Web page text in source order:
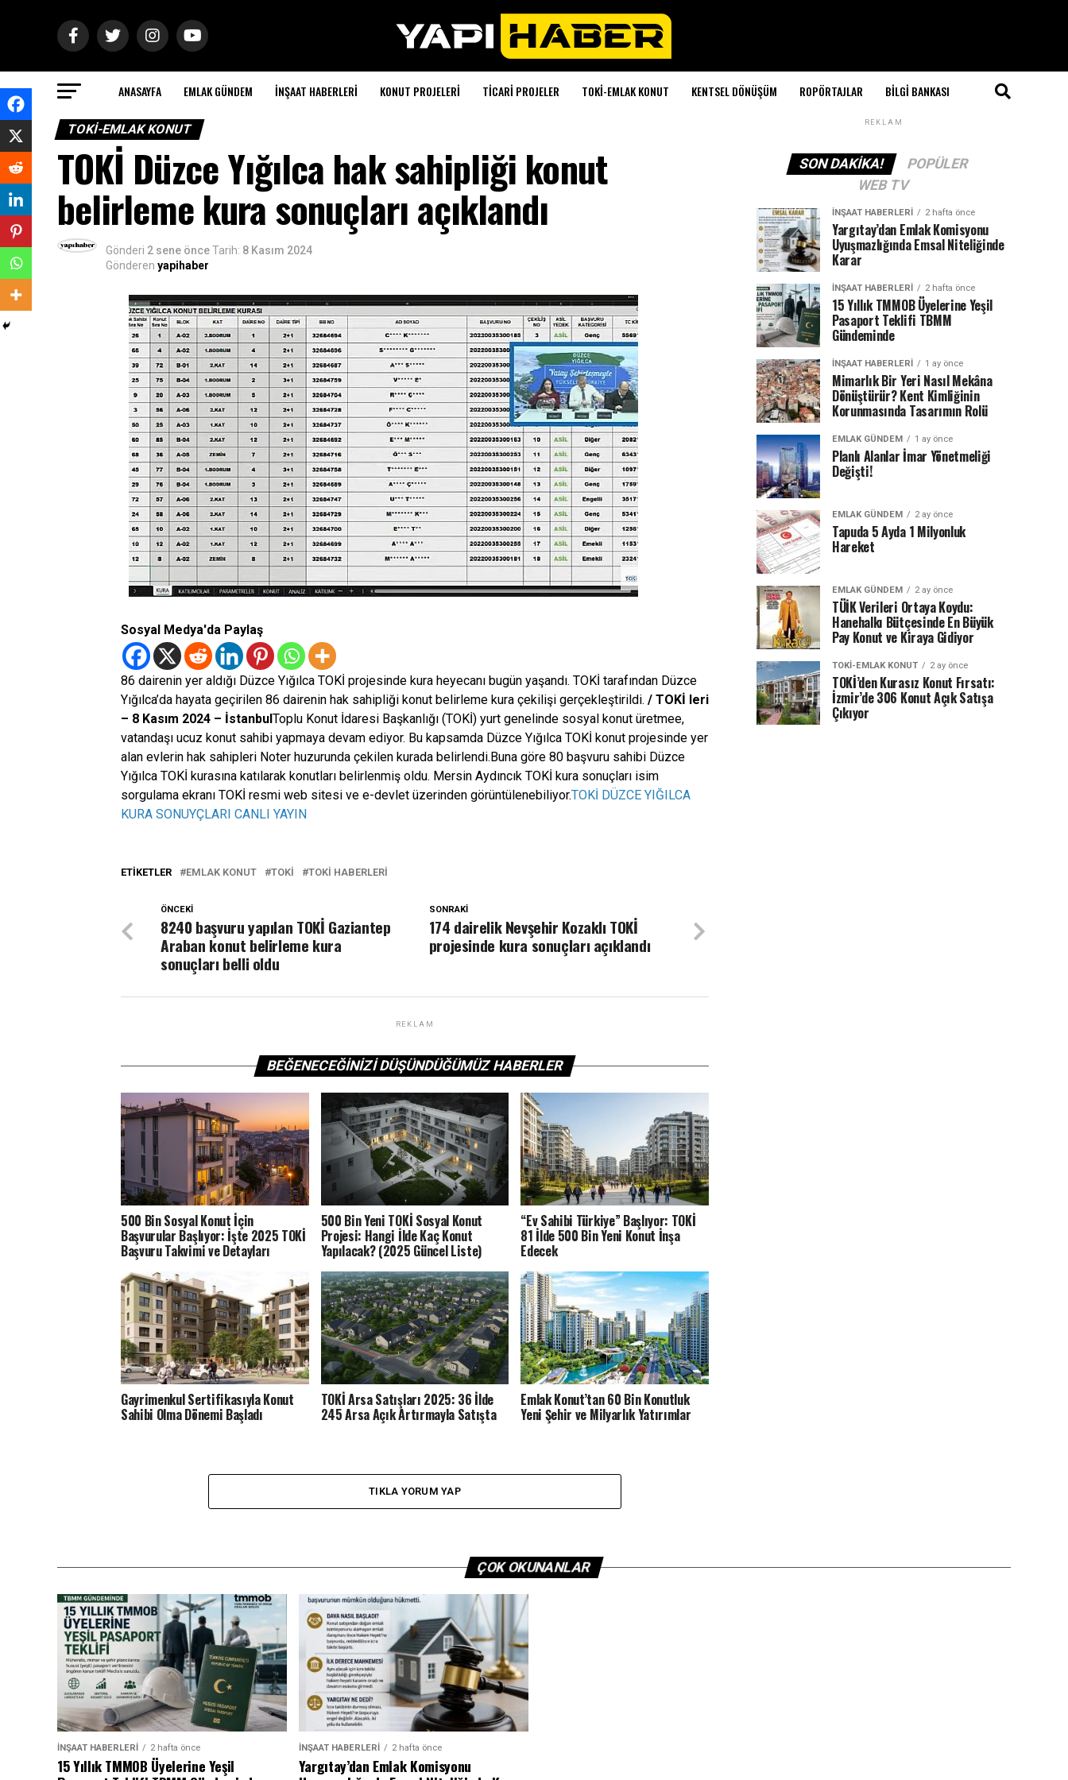
ANASAYFA EMLAK GÜNDEM İNŞAAT HABERLERI KONUT PROJELERI TICARI PROJELER TOKI-EMLAK KONUT KENTSEL DÖNÜŞÜM ROPÖRTAJLAR BILGI BANKASI
TOKI-EMLAK KONUT
TOKİ Düzce Yığılca hak sahipliği konut
belirleme kura sonuçları açıklandı
Gönderi 2 sene önceTarih: 8 Kasım 2024
Gönderen yapihaber
Sosyal Medya'da Paylaş
86 dairenin yer aldığı Düzce Yığılca TOKİ projesinde kura heyecanı bugün yaşandı. TOKİ tarafından Düzce
Yığılca’da hayata geçirilen 86 dairenin hak sahipliği konut belirleme kura çekilişi gerçekleştirildi. / TOKİ leri
– 8 Kasım 2024 – İstanbulToplu Konut İdaresi Başkanlığı (TOKİ) yurt genelinde sosyal konut üretmee,
vatandaşı ucuz konut sahibi yapmaya devam ediyor. Bu kapsamda Düzce Yığılca TOKİ konut projesinde yer
alan evlerin hak sahipleri Noter huzurunda çekilen kurada belirlendi.Buna göre 80 başvuru sahibi Düzce
Yığılca TOKİ kurasına katılarak konutları belirlenmiş oldu. Mersin Aydıncık TOKİ kura sonuçları isim
sorgulama ekranı TOKİ resmi web sitesi ve e-devlet üzerinden görüntülenebiliyor.TOKİ DÜZCE YIĞILCA
KURA SONUYÇLARI CANLI YAYIN
ETIKETLER EMLAK KONUT TOKİ TOKI HABERLERI
SONRAKI
174 dairelik Nevşehir Kozaklı TOKİ
projesinde kura sonuçları açıklandı
ÖNCEKI
8240 başvuru yapılan TOKİ Gaziantep
Araban konut belirleme kura
sonuçları belli oldu
REKLAM
BEĞENECEĞINIZI DÜŞÜNDÜĞÜMÜZ HABERLER
500 Bin Sosyal Konut İçin
Başvurular Başlıyor: İşte 2025 TOKİ
Başvuru Takvimi ve Detayları
500 Bin Yeni TOKİ Sosyal Konut
Projesi: Hangi İlde Kaç Konut
Yapılacak? (2025 Güncel Liste)
“Ev Sahibi Türkiye” Başlıyor: TOKİ
81 İlde 500 Bin Yeni Konut İnşa
Edecek
Gayrimenkul Sertifikasıyla Konut
Sahibi Olma Dönemi Başladı
TOKİ Arsa Satışları 2025: 36 İlde
245 Arsa Açık Artırmayla Satışta
Emlak Konut’tan 60 Bin Konutluk
Yeni Şehir ve Milyarlık Yatırımlar
TIKLA YORUM YAP
REKLAM
SON DAKIKA!
POPÜLER
WEB TV
İNŞAAT HABERLERI 2 hafta önce
Yargıtay’dan Emlak Komisyonu
Uyuşmazlığında Emsal Niteliğinde
Karar
İNŞAAT HABERLERI 2 hafta önce
15 Yıllık TMMOB Üyelerine Yeşil
Pasaport Teklifi TBMM
Gündeminde
İNŞAAT HABERLERI 1 ay önce
Mimarlık Bir Yeri Nasıl Mekâna
Dönüştürür? Kent Kimliğinin
Korunmasında Tasarımın Rolü
EMLAK GÜNDEM 1 ay önce
Planlı Alanlar İmar Yönetmeliği
Değişti!
EMLAK GÜNDEM 2 ay önce
Tapuda 5 Ayda 1 Milyonluk
Hareket
EMLAK GÜNDEM 2 ay önce
TÜİK Verileri Ortaya Koydu:
Hanehalkı Bütçesinde En Büyük
Pay Konut ve Kiraya Gidiyor
TOKI-EMLAK KONUT 2 ay önce
TOKİ’den Kurasız Konut Fırsatı:
İzmir’de 306 Konut Açık Satışa
Çıkıyor
ÇOK OKUNANLAR
İNŞAAT HABERLERI 2 hafta önce
15 Yıllık TMMOB Üyelerine Yeşil
İNŞAAT HABERLERI 2 hafta önce
Yargıtay’dan Emlak Komisyonu